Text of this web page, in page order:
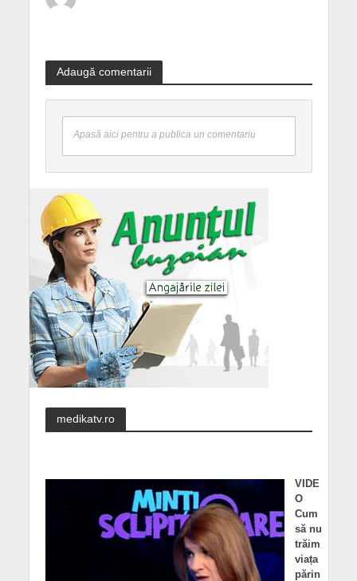
Adaugă comentarii
Apasă aici pentru a publica un comentariu
medikatv.ro
VIDE
O
Cum
să nu
trăim
viața
părin